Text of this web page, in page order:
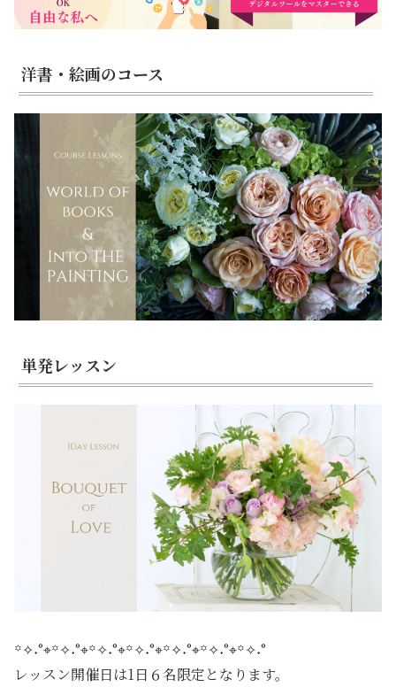
洋書・絵画のコース
単発レッスン
꙳✧˖°⌖꙳✧˖°⌖꙳✧˖°⌖꙳✧˖°⌖꙳✧˖°⌖꙳✧˖°⌖꙳✧˖°
レッスン開催日は1日６名限定となります。